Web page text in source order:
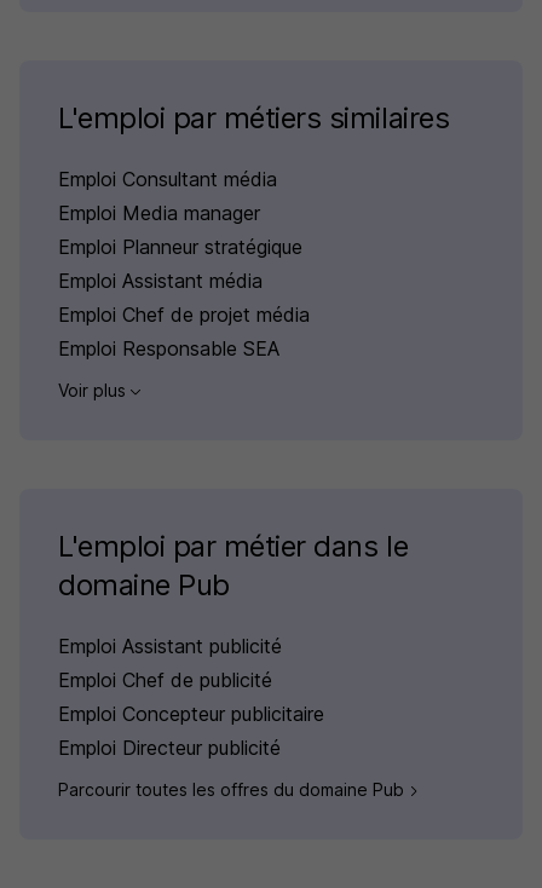
L'emploi par métiers similaires
Emploi Consultant média
Emploi Media manager
Emploi Planneur stratégique
Emploi Assistant média
Emploi Chef de projet média
Emploi Responsable SEA
Voir plus
L'emploi par métier dans le
domaine Pub
Emploi Assistant publicité
Emploi Chef de publicité
Emploi Concepteur publicitaire
Emploi Directeur publicité
Parcourir toutes les offres du domaine Pub